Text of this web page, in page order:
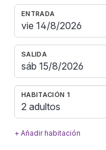
ENTRADA
SALIDA
HABITACIÓN 1
2 adultos
+ Añadir habitación